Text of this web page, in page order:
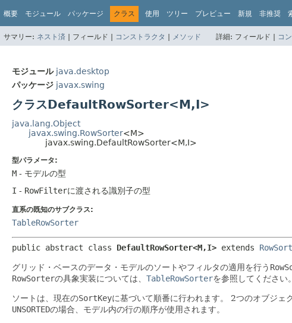
概要 モジュール パッケージ クラス 使用 ツリー プレビュー 新規 非推奨
サマリー: ネスト済 | フィールド | コンストラクタ | メソッド 詳細: フィールド | コ
モジュール java.desktop
パッケージ javax.swing
クラスDefaultRowSorter<M,I>
java.lang.Object
javax.swing.RowSorter<M>
javax.swing.DefaultRowSorter<M,I>
型パラメータ:
M - モデルの型
I - RowFilterに渡される識別子の型
直系の既知のサブクラス:
TableRowSorter
public abstract class DefaultRowSorter<M,I> extends
グリッド・ベースのデータ・モデルのソートやフィルタの適用を行う
RowSorterの具象実装については、 TableRowSorterを参照してください。
ソートは、現在のSortKeyに基づいて順番に行われます。 2つのオブジェ
UNSORTEDの場合、モデル内の行の順序が使用されます。